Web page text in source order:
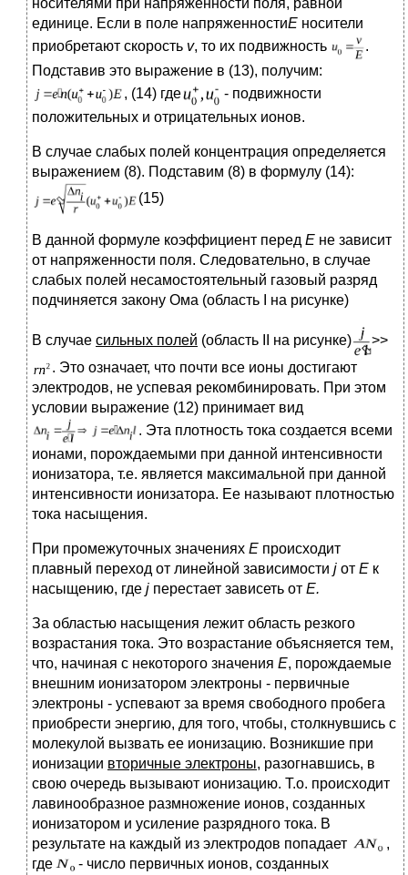
носителями при напряженности поля, равной
единице. Если в поле напряженностиЕ носители
приобретают скорость v, то их подвижность
.
Подставив это выражение в (13), получим:
, (14) где
- подвижности
положительных и отрицательных ионов.
В случае слабых полей концентрация определяется
выражением (8). Подставим (8) в формулу (14):
(15)
В данной формуле коэффициент перед Е не зависит
от напряженности поля. Следовательно, в случае
слабых полей несамостоятельный газовый разряд
подчиняется закону Ома (область I на рисунке)
В случае сильных полей (область II на рисунке)
>>
. Это означает, что почти все ионы достигают
электродов, не успевая рекомбинировать. При этом
условии выражение (12) принимает вид
. Эта плотность тока создается всеми
ионами, порождаемыми при данной интенсивности
ионизатора, т.е. является максимальной при данной
интенсивности ионизатора. Ее называют плотностью
тока насыщения.
При промежуточных значениях E происходит
плавный переход от линейной зависимости j от Е к
насыщению, где j перестает зависеть от Е.
За областью насыщения лежит область резкого
возрастания тока. Это возрастание объясняется тем,
что, начиная с некоторого значения Е, порождаемые
внешним ионизатором электроны - первичные
электроны - успевают за время свободного пробега
приобрести энергию, для того, чтобы, столкнувшись с
молекулой вызвать ее ионизацию. Возникшие при
ионизации вторичные электроны, разогнавшись, в
свою очередь вызывают ионизацию. Т.о. происходит
лавинообразное размножение ионов, созданных
ионизатором и усиление разрядного тока. В
результате на каждый из электродов попадает
,
где
- число первичных ионов, созданных